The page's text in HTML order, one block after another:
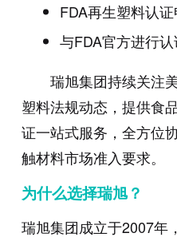
FDA再生塑料认
与FDA官方进行
瑞旭集团持续关注
塑料法规动态，提供食
证一站式服务，全方位
触材料市场准入要求。
为什么选择瑞旭？
瑞旭集团成立于2007年